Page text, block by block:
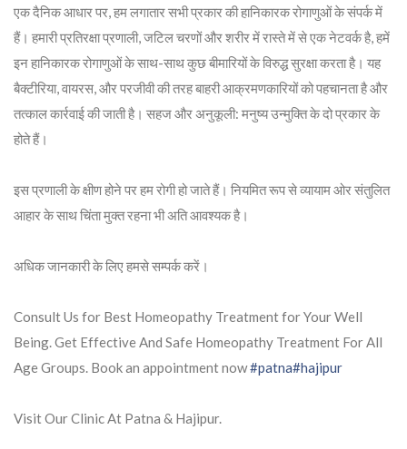
एक दैनिक आधार पर, हम लगातार सभी प्रकार की हानिकारक रोगाणुओं के संपर्क में
हैं। हमारी प्रतिरक्षा प्रणाली, जटिल चरणों और शरीर में रास्ते में से एक नेटवर्क है, हमें
इन हानिकारक रोगाणुओं के साथ-साथ कुछ बीमारियों के विरुद्ध सुरक्षा करता है। यह
बैक्टीरिया, वायरस, और परजीवी की तरह बाहरी आक्रमणकारियों को पहचानता है और
तत्काल कार्रवाई की जाती है। सहज और अनुकूली: मनुष्य उन्मुक्ति के दो प्रकार के
होते हैं।
इस प्रणाली के क्षीण होने पर हम रोगी हो जाते हैं। नियमित रूप से व्यायाम ओर संतुलित
आहार के साथ चिंता मुक्त रहना भी अति आवश्यक है।
अधिक जानकारी के लिए हमसे सम्पर्क करें।
Consult Us for Best Homeopathy Treatment for Your Well
Being. Get Effective And Safe Homeopathy Treatment For All
Age Groups. Book an appointment now#patna#hajipur
Visit Our Clinic At Patna & Hajipur.